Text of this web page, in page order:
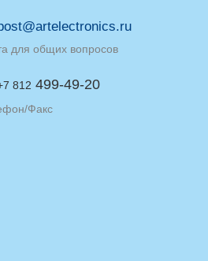
для общих вопросов
812 499-49-20
Факс